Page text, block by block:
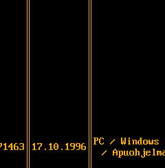
17.10.1996
PC /
/